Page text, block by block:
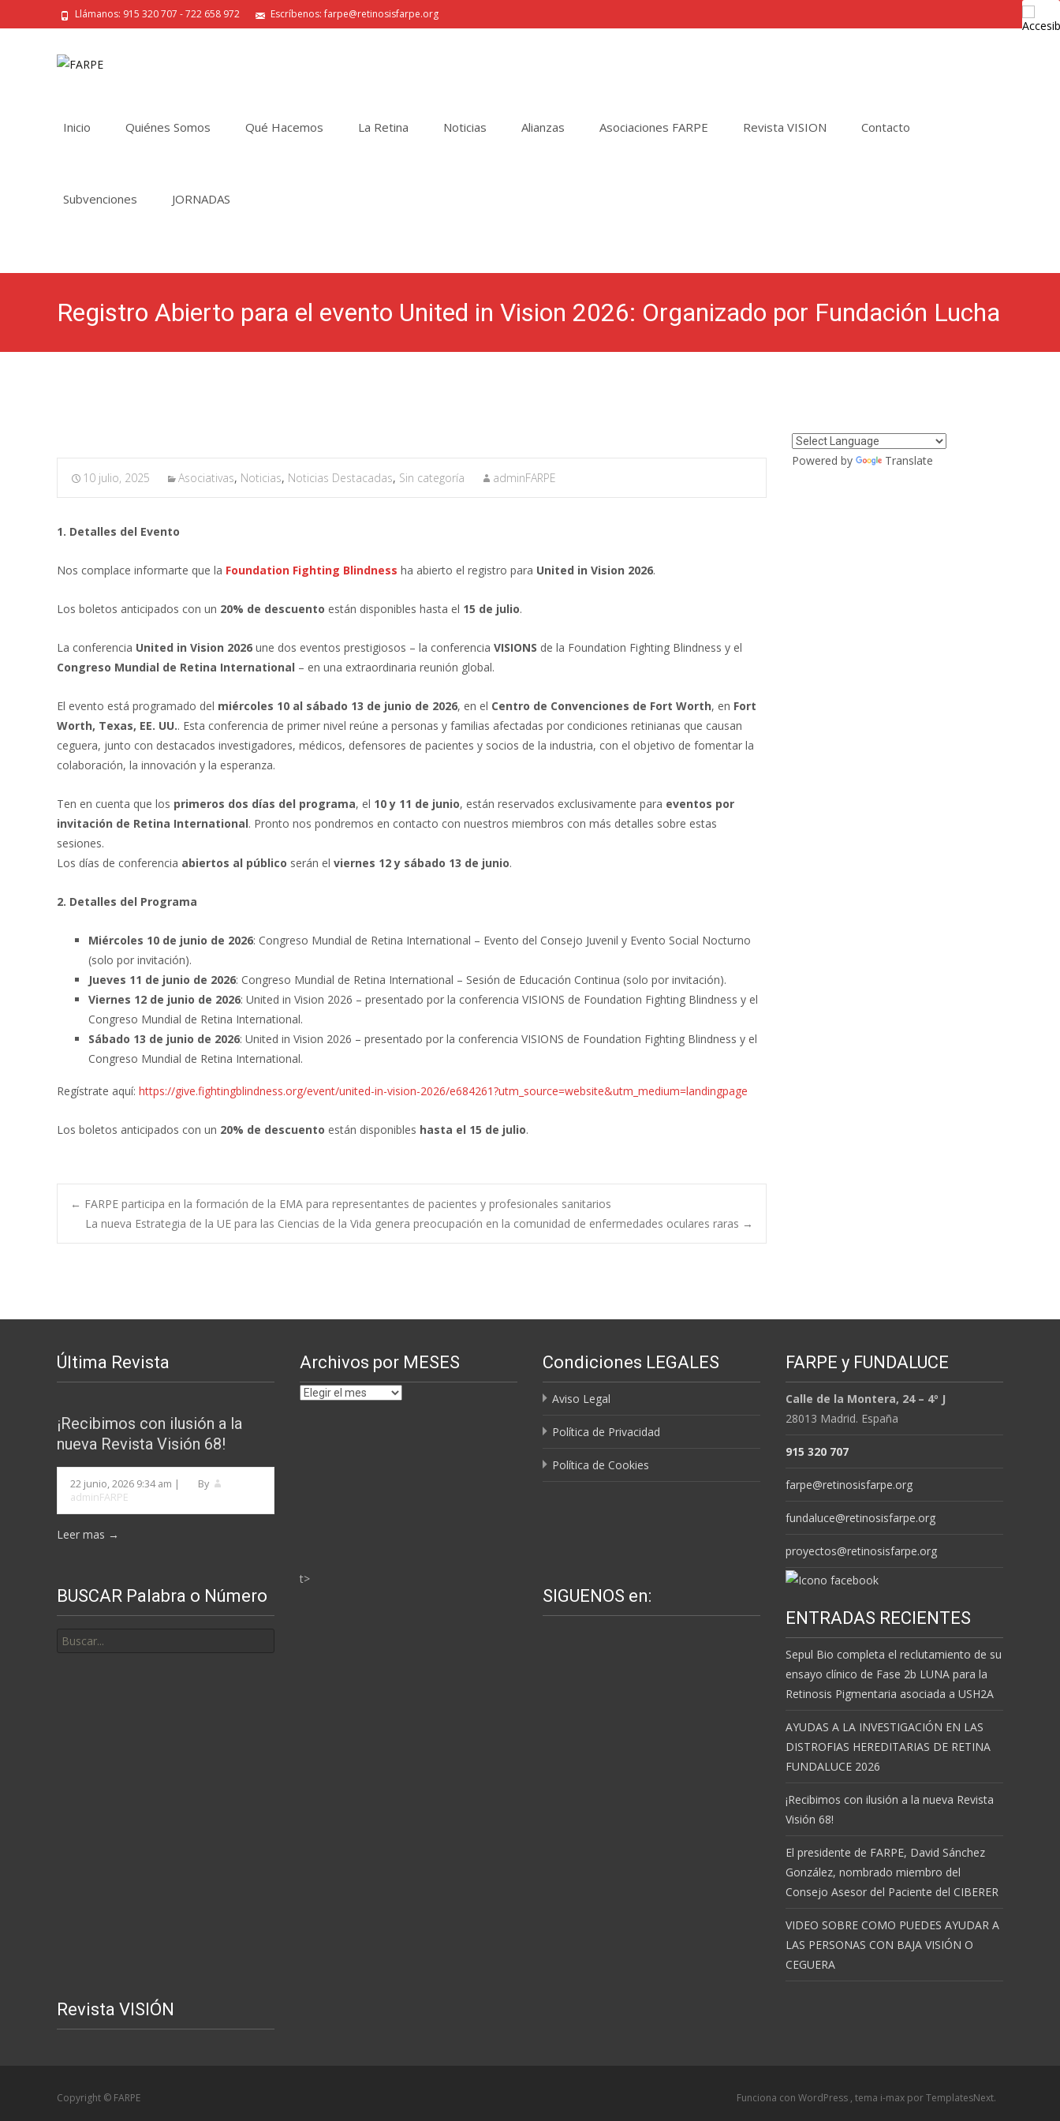
Llámanos: 915 320 707 - 722 658 972 Escríbenos: farpe@retinosisfarpe.org
Inicio Quiénes Somos Qué Hacemos La Retina Noticias Alianzas Asociaciones FARPE Revista VISION Contacto
Subvenciones JORNADAS
Registro Abierto para el evento United in Vision 2026: Organizado por Fundación Lucha
10 julio, 2025 Asociativas, Noticias, Noticias Destacadas, Sin categoría adminFARPE
1. Detalles del Evento
Nos complace informarte que la Foundation Fighting Blindness ha abierto el registro para United in Vision 2026.
Los boletos anticipados con un 20% de descuento están disponibles hasta el 15 de julio.
La conferencia United in Vision 2026 une dos eventos prestigiosos – la conferencia VISIONS de la Foundation Fighting Blindness y el
Congreso Mundial de Retina International – en una extraordinaria reunión global.
El evento está programado del miércoles 10 al sábado 13 de junio de 2026, en el Centro de Convenciones de Fort Worth, en Fort
Worth, Texas, EE. UU.. Esta conferencia de primer nivel reúne a personas y familias afectadas por condiciones retinianas que causan
ceguera, junto con destacados investigadores, médicos, defensores de pacientes y socios de la industria, con el objetivo de fomentar la
colaboración, la innovación y la esperanza.
Ten en cuenta que los primeros dos días del programa, el 10 y 11 de junio, están reservados exclusivamente para eventos por
invitación de Retina International. Pronto nos pondremos en contacto con nuestros miembros con más detalles sobre estas
sesiones.
Los días de conferencia abiertos al público serán el viernes 12 y sábado 13 de junio.
2. Detalles del Programa
Miércoles 10 de junio de 2026: Congreso Mundial de Retina International – Evento del Consejo Juvenil y Evento Social Nocturno
(solo por invitación).
Jueves 11 de junio de 2026: Congreso Mundial de Retina International – Sesión de Educación Continua (solo por invitación).
Viernes 12 de junio de 2026: United in Vision 2026 – presentado por la conferencia VISIONS de Foundation Fighting Blindness y el
Congreso Mundial de Retina International.
Sábado 13 de junio de 2026: United in Vision 2026 – presentado por la conferencia VISIONS de Foundation Fighting Blindness y el
Congreso Mundial de Retina International.
Regístrate aquí: https://give.fightingblindness.org/event/united-in-vision-2026/e684261?utm_source=website&utm_medium=landingpage
Los boletos anticipados con un 20% de descuento están disponibles hasta el 15 de julio.
Navegación
entradas
← FARPE participa en la formación de la EMA para representantes de pacientes y profesionales sanitarios
La nueva Estrategia de la UE para las Ciencias de la Vida genera preocupación en la comunidad de enfermedades oculares raras →
Powered by Translate
Última Revista
¡Recibimos con ilusión a la
nueva Revista Visión 68!
22 junio, 2026 9:34 am |
By
adminFARPE
Leer mas →
Archivos por MESES
Archivos
Condiciones LEGALES
Aviso Legal
Política de Privacidad
Política de Cookies
FARPE y FUNDALUCE
Calle de la Montera, 24 – 4º J
28013 Madrid. España
915 320 707
farpe@retinosisfarpe.org
fundaluce@retinosisfarpe.org
proyectos@retinosisfarpe.org
BUSCAR Palabra o Número
por:
t>
SIGUENOS en:
ENTRADAS RECIENTES
Sepul Bio completa el reclutamiento de su
ensayo clínico de Fase 2b LUNA para la
Retinosis Pigmentaria asociada a USH2A
AYUDAS A LA INVESTIGACIÓN EN LAS
DISTROFIAS HEREDITARIAS DE RETINA
FUNDALUCE 2026
¡Recibimos con ilusión a la nueva Revista
Visión 68!
El presidente de FARPE, David Sánchez
González, nombrado miembro del
Consejo Asesor del Paciente del CIBERER
VIDEO SOBRE COMO PUEDES AYUDAR A
LAS PERSONAS CON BAJA VISIÓN O
CEGUERA
Revista VISIÓN
Copyright © FARPE Funciona con WordPress , tema i-max por TemplatesNext.